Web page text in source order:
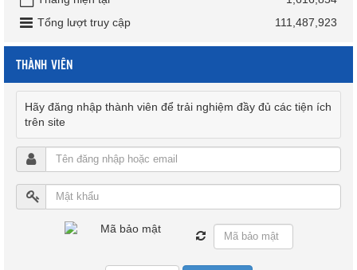
Tổng lượt truy cập
111,487,923
THÀNH VIÊN
Hãy đăng nhập thành viên để trải nghiệm đầy đủ các tiện ích
trên site